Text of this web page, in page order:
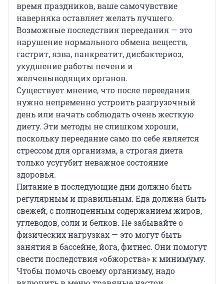
время праздников, ваше самочувствие
наверняка оставляет желать лучшего.
Возможные последствия переедания — это
нарушение нормального обмена веществ,
гастрит, язва, панкреатит, дисбактериоз,
ухудшение работы печени и
желчевыводящих органов.
Существует мнение, что после переедания
нужно непременно устроить разгрузочный
день или начать соблюдать очень жесткую
диету. Эти методы не слишком хороши,
поскольку переедание само по себе является
стрессом для организма, а строгая диета
только усугубит неважное состояние
здоровья.
Питание в последующие дни должно быть
регулярным и правильным. Еда должна быть
свежей, с полноценным содержанием жиров,
углеводов, соли и белков. Не забывайте о
физических нагрузках — это могут быть
занятия в бассейне, йога, фитнес. Они помогут
свести последствия «обжорства» к минимуму.
Чтобы помочь своему организму, надо